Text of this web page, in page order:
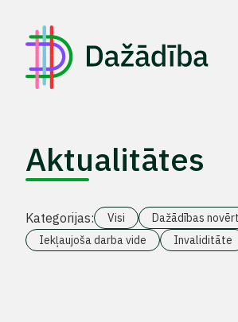
Aktualitātes
Kategorijas: Visi Dažādības
Iekļaujoša darba vide
Invaliditāte